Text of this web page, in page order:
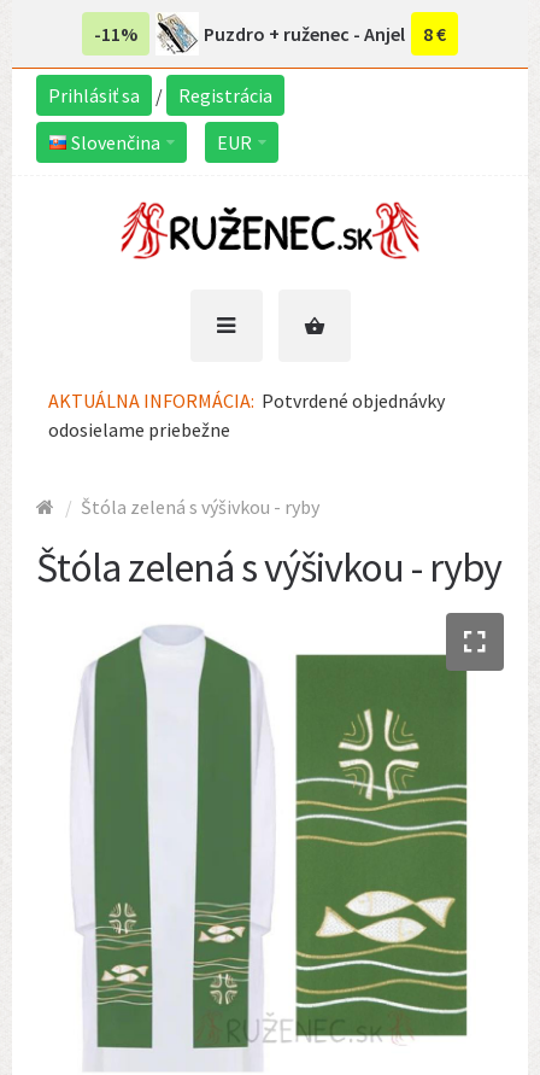
-11% Puzdro + ruženec - Anjel 8 €
Prihlásiť sa /
Registrácia
Slovenčina
EUR
AKTUÁLNA INFORMÁCIA: Potvrdené objednávky
odosielame priebežne
Štóla zelená s výšivkou - ryby
Štóla zelená s výšivkou - ryby